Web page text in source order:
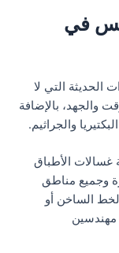
في
الحديثة التي لا
والجهد، بالإضافة
والجراثيم.
الأطباق
وجميع مناطق
الساخن أو
مهندسين